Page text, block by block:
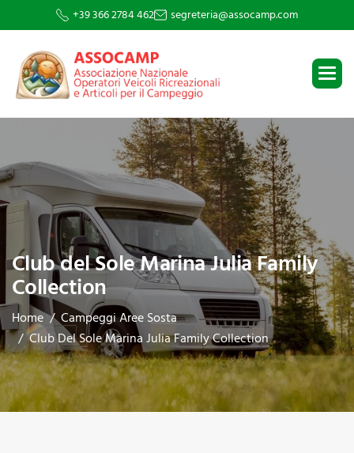
+39 366 2784 462 segreteria@assocamp.com
Club del Sole Marina Julia Family
Collection
Home
Campeggi Aree Sosta
Club Del Sole Marina Julia Family Collection